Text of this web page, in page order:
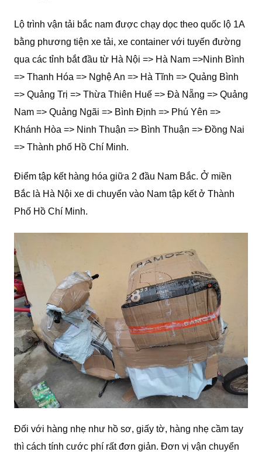
Lộ trình vận tải bắc nam được chạy dọc theo quốc lộ 1A
bằng phương tiện xe tải, xe container với tuyến đường
qua các tỉnh bắt đầu từ Hà Nội => Hà Nam =>Ninh Bình
=> Thanh Hóa => Nghệ An => Hà Tĩnh => Quảng Bình
=> Quảng Trị => Thừa Thiên Huế => Đà Nẵng => Quảng
Nam => Quảng Ngãi => Bình Định => Phú Yên =>
Khánh Hòa => Ninh Thuận => Bình Thuận => Đồng Nai
=> Thành phố Hồ Chí Minh.
Điểm tập kết hàng hóa giữa 2 đầu Nam Bắc. Ở miền
Bắc là Hà Nội xe di chuyển vào Nam tập kết ở Thành
Phố Hồ Chí Minh.
Đối với hàng nhẹ như hồ sơ, giấy tờ, hàng nhẹ cầm tay
thì cách tính cước phí rất đơn giản. Đơn vị vận chuyển